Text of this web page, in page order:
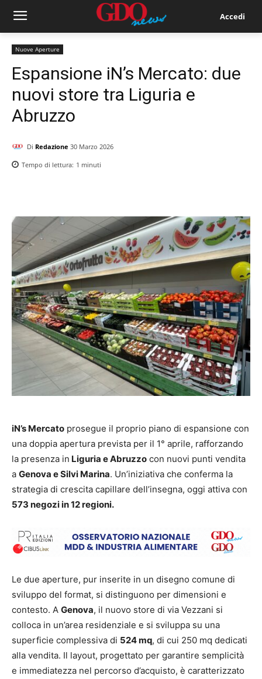
Accedi
Nuove Aperture
Espansione iN’s Mercato: due
nuovi store tra Liguria e
Abruzzo
Di Redazione 30 Marzo 2026
Tempo di lettura: 1 minuti
iN’s Mercato prosegue il proprio piano di espansione con
una doppia apertura prevista per il 1° aprile, rafforzando
la presenza in Liguria e Abruzzo con nuovi punti vendita
a Genova e Silvi Marina. Un’iniziativa che conferma la
strategia di crescita capillare dell’insegna, oggi attiva con
573 negozi in 12 regioni.
Le due aperture, pur inserite in un disegno comune di
sviluppo del format, si distinguono per dimensioni e
contesto. A Genova, il nuovo store di via Vezzani si
colloca in un’area residenziale e si sviluppa su una
superficie complessiva di 524 mq, di cui 250 mq dedicati
alla vendita. Il layout, progettato per garantire semplicità
e immediatezza nel percorso d’acquisto, è caratterizzato